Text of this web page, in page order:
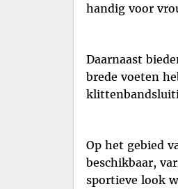
handig voor
Daarnaast
brede voeten
Op het gebied
beschikbaar,
sportieve look